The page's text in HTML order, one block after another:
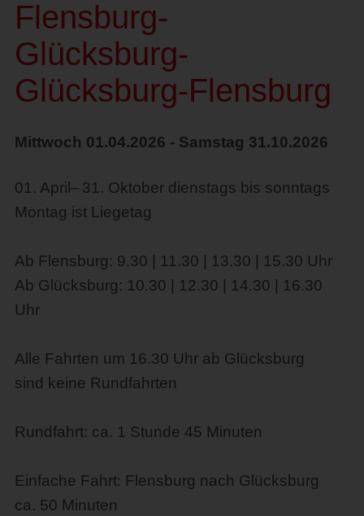
Flensburg-
Glücksburg-
Glücksburg-Flensburg
Mittwoch 01.04.2026 - Samstag 31.10.2026
01. April– 31. Oktober dienstags bis sonntags
Montag ist Liegetag
Ab Flensburg: 9.30 | 11.30 | 13.30 | 15.30 Uhr
Ab Glücksburg: 10.30 | 12.30 | 14.30 | 16.30
Uhr
Alle Fahrten um 16.30 Uhr ab Glücksburg
sind keine Rundfahrten
Rundfahrt: ca. 1 Stunde 45 Minuten
Einfache Fahrt: Flensburg nach Glücksburg
ca. 50 Minuten